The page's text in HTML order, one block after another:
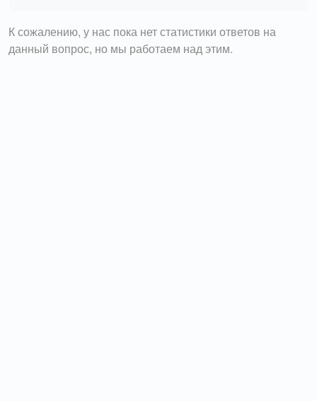
К сожалению, у нас пока нет статистики ответов на
данный вопрос, но мы работаем над этим.